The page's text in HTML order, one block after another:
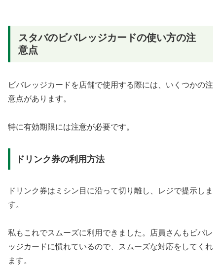
スタバのビバレッジカードの使い方の注
意点
ビバレッジカードを店舗で使用する際には、いくつかの注
意点があります。
特に有効期限には注意が必要です。
ドリンク券の利用方法
ドリンク券はミシン目に沿って切り離し、レジで提示しま
す。
私もこれでスムーズに利用できました。店員さんもビバレ
ッジカードに慣れているので、スムーズな対応をしてくれ
ます。